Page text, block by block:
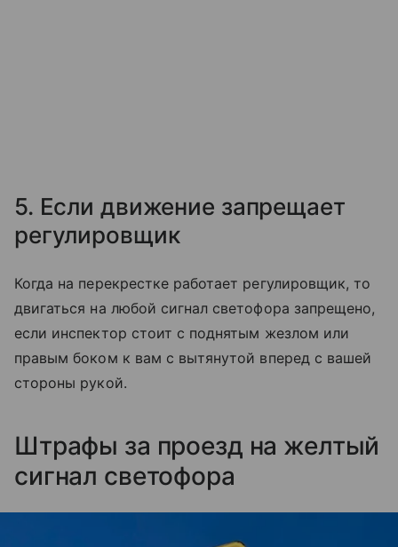
5. Если движение запрещает
регулировщик
Когда на перекрестке работает регулировщик, то
двигаться на любой сигнал светофора запрещено,
если инспектор стоит с поднятым жезлом или
правым боком к вам с вытянутой вперед с вашей
стороны рукой.
Штрафы за проезд на желтый
сигнал светофора